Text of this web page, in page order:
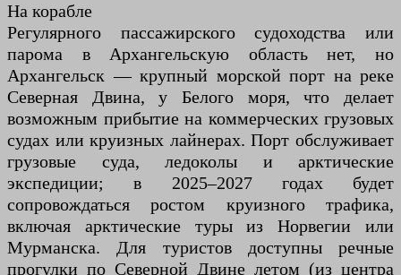
На корабле
Регулярного пассажирского судоходства или
парома в Архангельскую область нет, но
Архангельск — крупный морской порт на реке
Северная Двина, у Белого моря, что делает
возможным прибытие на коммерческих грузовых
судах или круизных лайнерах. Порт обслуживает
грузовые суда, ледоколы и арктические
экспедиции; в 2025–2027 годах будет
сопровождаться ростом круизного трафика,
включая арктические туры из Норвегии или
Мурманска. Для туристов доступны речные
прогулки по Северной Двине летом (из центра